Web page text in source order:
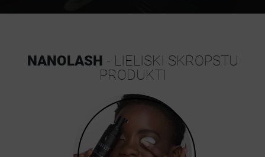
NANOLASH - LIELISKI SKROPSTU
PRODUKTI